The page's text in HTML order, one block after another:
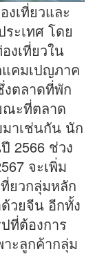
เที่ยวและ
ะเทศ โดย
งเที่ยวใน
คมเปญภาค
ตลาดที่พัก
ณะที่ตลาด
มาเช่นกัน นัก
2566 ช่วง
จะเพิ่ม
ยวกลุ่มหลัก
วยจีน อีกทั้ง
ที่ต้องการ
ะลูกค้ากลุ่ม